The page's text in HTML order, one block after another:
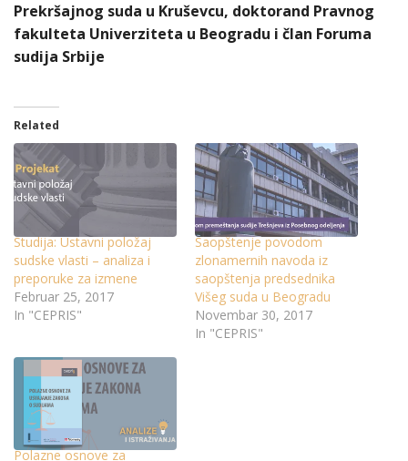
Prekršajnog suda u Kruševcu, doktorand Pravnog
fakulteta Univerziteta u Beogradu i član Foruma
sudija Srbije
Related
Studija: Ustavni položaj
sudske vlasti – analiza i
preporuke za izmene
Februar 25, 2017
In "CEPRIS"
Saopštenje povodom
zlonamernih navoda iz
saopštenja predsednika
Višeg suda u Beogradu
Novembar 30, 2017
In "CEPRIS"
Polazne osnove za